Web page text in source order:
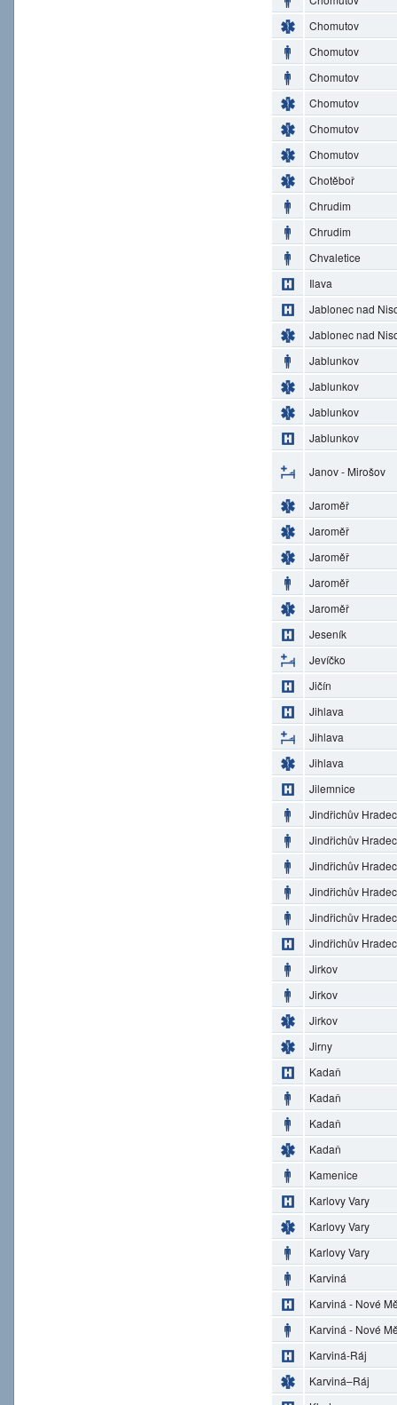
Chomutov
Chomutov
Chomutov
Chomutov
Chomutov
Chomutov
Chotěboř
Chrudim
Chrudim
Chvaletice
Ilava
Jablonec nad
Jablonec nad
Jablunkov
Jablunkov
Jablunkov
Jablunkov
Janov - Mirošov
Jaroměř
Jaroměř
Jaroměř
Jaroměř
Jaroměř
Jeseník
Jevíčko
Jičín
Jihlava
Jihlava
Jihlava
Jilemnice
Jindřichův Hradec
Jindřichův Hradec
Jindřichův Hradec
Jindřichův Hradec
Jindřichův Hradec
Jindřichův Hradec
Jirkov
Jirkov
Jirkov
Jirny
Kadaň
Kadaň
Kadaň
Kadaň
Kamenice
Karlovy Vary
Karlovy Vary
Karlovy Vary
Karviná
Karviná - Nové
Karviná - Nové
Karviná-Ráj
Karviná–Ráj